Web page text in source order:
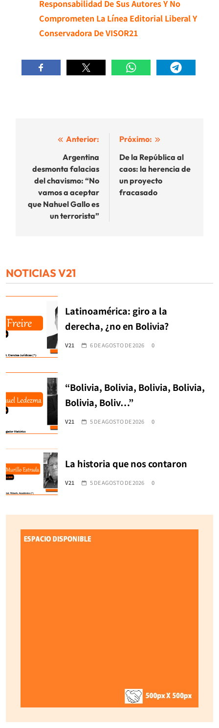
Responsabilidad De Sus Autores Y No
Comprometen La Línea Editorial Liberal Y
Conservadora De VISOR21
Navegación
entradas
Anterior:
Argentina
desmonta falacias
del chavismo: “No
vamos a aceptar
que Nahuel Gallo es
un terrorista”
Próximo:
De la República al
caos: la herencia de
un proyecto
fracasado
NOTICIAS V21
Latinoamérica: giro a la
derecha, ¿no en Bolivia?
V21 6 DE AGOSTO DE 2026 0
“Bolivia, Bolivia, Bolivia, Bolivia,
Bolivia, Boliv…”
V21 5 DE AGOSTO DE 2026 0
La historia que nos contaron
V21 5 DE AGOSTO DE 2026 0